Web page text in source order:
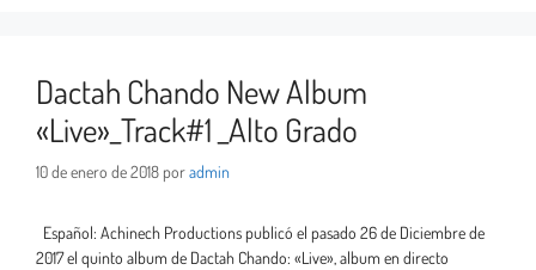
Dactah Chando New Album
«Live»_Track#1 _Alto Grado
10 de enero de 2018 poradmin
Español: Achinech Productions publicó el pasado 26 de Diciembre de
2017 el quinto album de Dactah Chando: «Live», album en directo